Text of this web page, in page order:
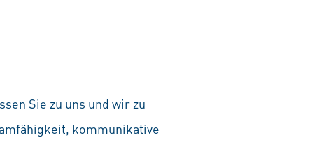
Sie zu uns und wir zu
kommunikative